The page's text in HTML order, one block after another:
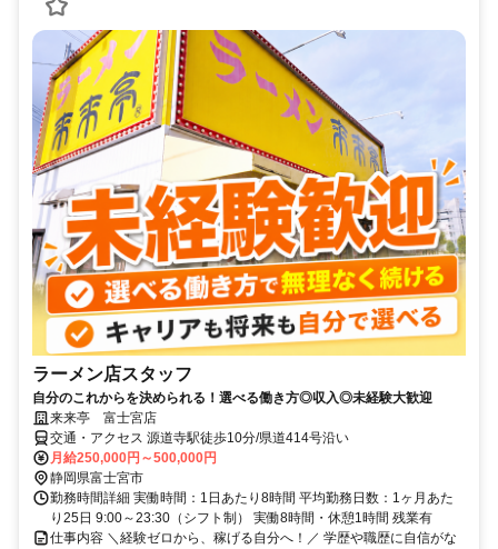
ラーメン店スタッフ
自分のこれからを決められる！選べる働き方◎収入◎未経験大歓迎
来来亭 富士宮店
交通・アクセス 源道寺駅徒歩10分/県道414号沿い
月給250,000円～500,000円
静岡県富士宮市
勤務時間詳細 実働時間：1日あたり8時間 平均勤務日数：1ヶ月あた
り25日 9:00～23:30（シフト制） 実働8時間・休憩1時間 残業有
仕事内容 ＼経験ゼロから、稼げる自分へ！／ 学歴や職歴に自信がな